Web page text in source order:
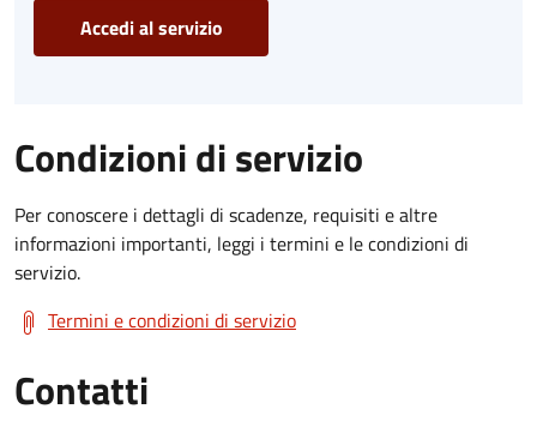
Accedi al servizio
Condizioni di servizio
Per conoscere i dettagli di scadenze, requisiti e altre
informazioni importanti, leggi i termini e le condizioni di
servizio.
Termini e condizioni di servizio
Contatti